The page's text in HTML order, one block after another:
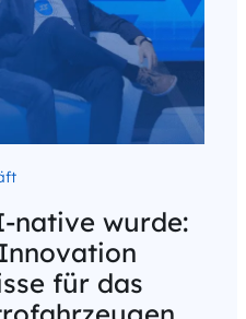
native wurde:
für das